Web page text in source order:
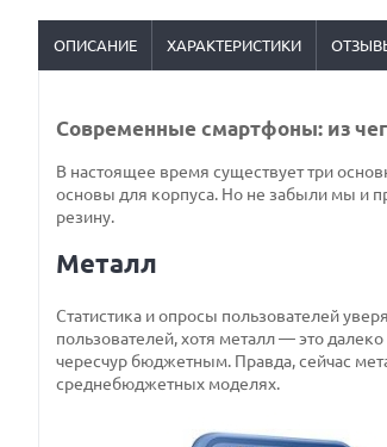
ОПИСАНИЕ ХАРАКТЕРИСТИКИ
Современные смартфоны: из
В настоящее время существует три
основы для корпуса. Но не забыли мы и
резину.
Металл
Статистика и опросы пользователей
пользователей, хотя металл — это
чересчур бюджетным. Правда, сейчас
среднебюджетных моделях.